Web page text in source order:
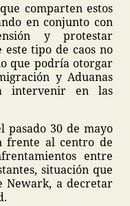
comparten estos
en conjunto con
y protestar
tipo de caos no
que podría otorgar
y Aduanas
intervenir en las
30 de mayo
frente al centro de
entre
situación que
Newark, a decretar